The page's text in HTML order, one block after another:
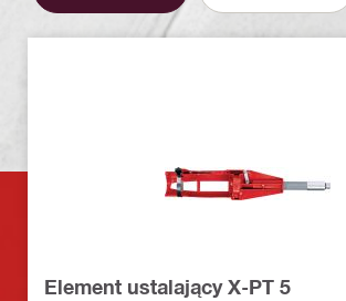
Element ustalający X-PT 5